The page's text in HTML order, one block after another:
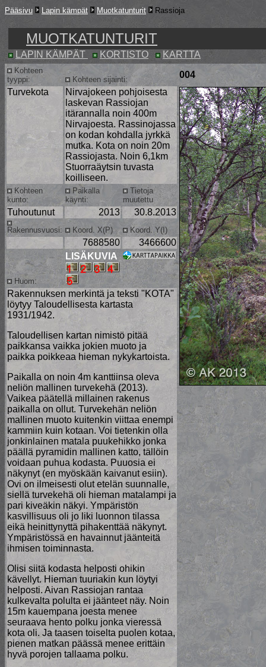
Pääsivu Lapin kämpät Muotkatunturit Rassioja
MUOTKATUNTURIT
LAPIN KÄMPÄT KORTISTO KARTTA
Kohteen
tyyppi:
Kohteen sijainti:
004
Turvekota
Nirvajokeen pohjoisesta
laskevan Rassiojan
itärannalla noin 400m
Nirvajoesta. Rassinojassa
on kodan kohdalla jyrkkä
mutka. Kota on noin 20m
Rassiojasta. Noin 6,1km
Stuorraäytsin tuvasta
koilliseen.
Kohteen
kunto:
Paikalla
käynti:
Tietoja
muutettu
Tuhoutunut 2013 30.8.2013
Rakennusvuosi: Koord. X(P) Koord. Y(I)
7688580 3466600
Huom:
LISÄKUVIA
Rakennuksen merkintä ja teksti "KOTA"
löytyy Taloudellisesta kartasta
1931/1942.
Taloudellisen kartan nimistö pitää
paikkansa vaikka jokien muoto ja
paikka poikkeaa hieman nykykartoista.
Paikalla on noin 4m kanttiinsa oleva
neliön mallinen turvekehä (2013).
Vaikea päätellä millainen rakenus
paikalla on ollut. Turvekehän neliön
mallinen muoto kuitenkin viittaa enempi
kammiin kuin kotaan. Voi tietenkin olla
jonkinlainen matala puukehikko jonka
päällä pyramidin mallinen katto, tällöin
voidaan puhua kodasta. Puuosia ei
näkynyt (en myöskään kaivanut esiin).
Ovi on ilmeisesti olut etelän suunnalle,
siellä turvekehä oli hieman matalampi ja
pari kiveäkin näkyi. Ympäristön
kasvillisuus oli jo liki luonnon tilassa
eikä heinittynyttä pihakenttää näkynyt.
Ympäristössä en havainnut jäänteitä
ihmisen toiminnasta.
Olisi siitä kodasta helposti ohikin
kävellyt. Hieman tuuriakin kun löytyi
helposti. Aivan Rassiojan rantaa
kulkevalta polulta ei jäänteet näy. Noin
15m kauempana joesta menee
seuraava hento polku jonka vieressä
kota oli. Ja taasen toiselta puolen kotaa,
pienen matkan päässä menee erittäin
hyvä porojen tallaama polku.